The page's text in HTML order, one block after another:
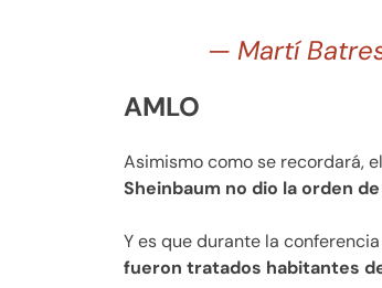
— Martí
AMLO
Asimismo como se recordará,
Sheinbaum no dio la orden
Y es que durante la
fueron tratados habitantes